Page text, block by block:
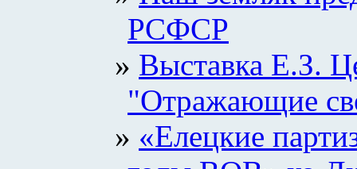
РСФСР
Выставка Е.З.
"Отражающие
«Елецкие